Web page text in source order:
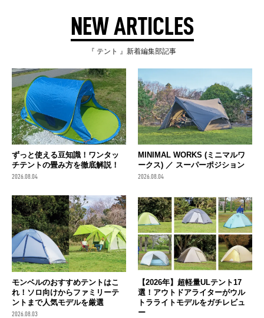
NEW ARTICLES
『 テント 』新着編集部記事
ずっと使える豆知識！ワンタッ
チテントの畳み方を徹底解説！
2026.08.04
MINIMAL WORKS (ミニマルワ
ークス) ／ スーパーポジション
2026.08.04
モンベルのおすすめテントはこ
れ！ソロ向けからファミリーテ
ントまで人気モデルを厳選
2026.08.03
【2026年】超軽量ULテント17
選！アウトドアライターがウル
トラライトモデルをガチレビュ
ー